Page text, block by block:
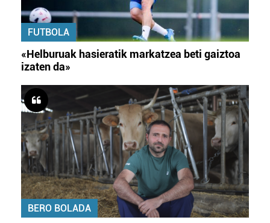
FUTBOLA
«Helburuak hasieratik markatzea beti gaiztoa
izaten da»
BERO BOLADA